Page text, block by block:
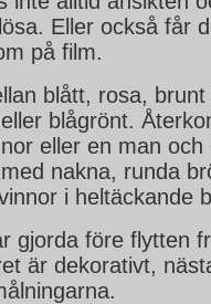
Eller också får
på film.
blått, rosa,
blågrönt.
eller en man och
nakna, runda
i heltäckande
gjorda före flytten
är dekorativt,